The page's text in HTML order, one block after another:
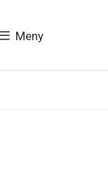
Meny